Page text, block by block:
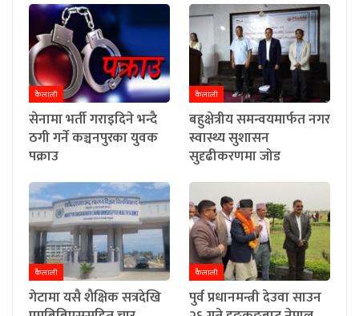
कैलाली
सेनामा भर्ती गराइदिने भन्दै
ठगी गर्ने कञ्चनपुरका युवक
पक्राउ
कैलाली
बहुक्षेत्रीय समन्वयमार्फत नगर
स्वास्थ्य सुशासन
सुदृढीकरणमा जोड
कैलाली
गेटामा यसै शैक्षिक सत्रदेखि
कैलाली
पुर्व प्रधानमन्त्री देउवा साउन